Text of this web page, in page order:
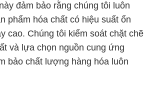
đảm bảo rằng chúng tôi luôn
phẩm hóa chất có hiệu suất ổn
cao. Chúng tôi kiểm soát chặt chẽ
và lựa chọn nguồn cung ứng
bảo chất lượng hàng hóa luôn